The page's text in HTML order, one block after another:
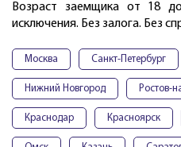
Возраст заемщика от 18
исключения. Без залога. Без
Москва Санкт-Петербург
Нижний Новгород Ростов-
Краснодар Красноярск